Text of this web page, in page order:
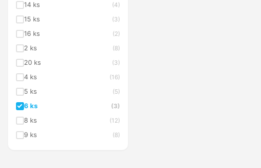
14 ks (4)
15 ks (3)
16 ks (2)
2 ks (8)
20 ks (3)
4 ks (16)
5 ks (5)
6 ks (3)
8 ks (12)
9 ks (8)